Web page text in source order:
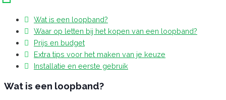
Wat is een loopband?
Waar op letten bij het kopen van een loopband?
Prijs en budget
Extra tips voor het maken van je keuze
Installatie en eerste gebruik
Wat is een loopband?